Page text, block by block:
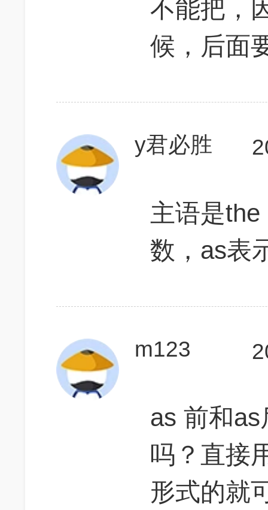
不能把，
候，后面
y君必胜
主语是
数，as表
m123
as 前和
吗？直接
形式的就